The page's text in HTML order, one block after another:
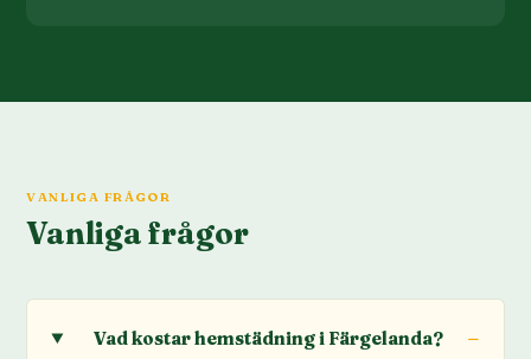
VANLIGA FRÅGOR
Vanliga frågor
Vad kostar hemstädning i Färgelanda?